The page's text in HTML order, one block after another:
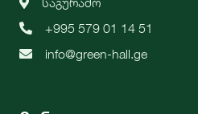
+995 579 01 14 51
info@green-hall.ge